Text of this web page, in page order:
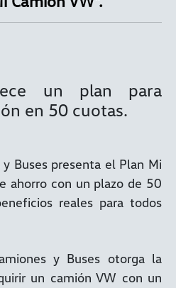
un plan para
en 50 cuotas.
Buses presenta el Plan Mi
ahorro con un plazo de 50
reales para todos
y Buses otorga la
un camión VW con un